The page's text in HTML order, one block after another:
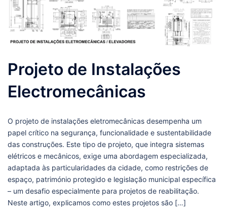
Projeto de Instalações
Electromecânicas
O projeto de instalações eletromecânicas desempenha um
papel crítico na segurança, funcionalidade e sustentabilidade
das construções. Este tipo de projeto, que integra sistemas
elétricos e mecânicos, exige uma abordagem especializada,
adaptada às particularidades da cidade, como restrições de
espaço, património protegido e legislação municipal específica
– um desafio especialmente para projetos de reabilitação.
Neste artigo, explicamos como estes projetos são […]